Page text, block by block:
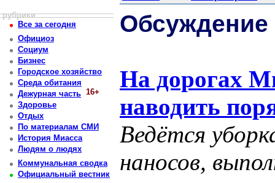
рубрики
Все за сегодня
Официоз
Социум
Бизнес
Городское хозяйство
Среда обитания
Дежурная часть 16+
Здоровье
Отдых
По материалам СМИ
История Миасса
Людям о людях
Коммунальная сводка
Официальный вестник
На дорогах
наводить
Ведётся
наносов,